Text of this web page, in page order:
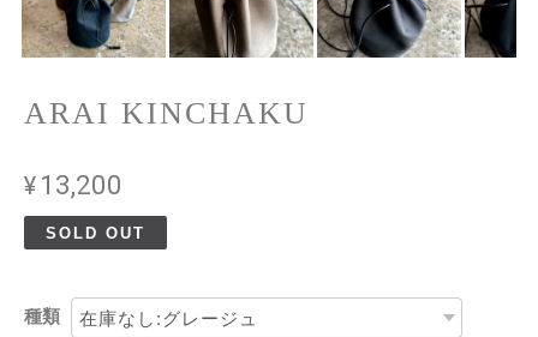
ARAI KINCHAKU
¥13,200
SOLD OUT
種類